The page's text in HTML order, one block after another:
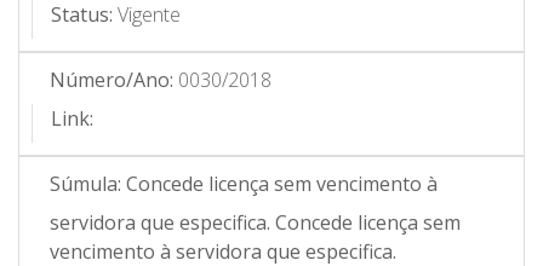
Status: Vigente
Número/Ano: 0030/2018
Link:
Súmula: Concede licença sem vencimento à
servidora que especifica. Concede licença sem
vencimento à servidora que especifica.